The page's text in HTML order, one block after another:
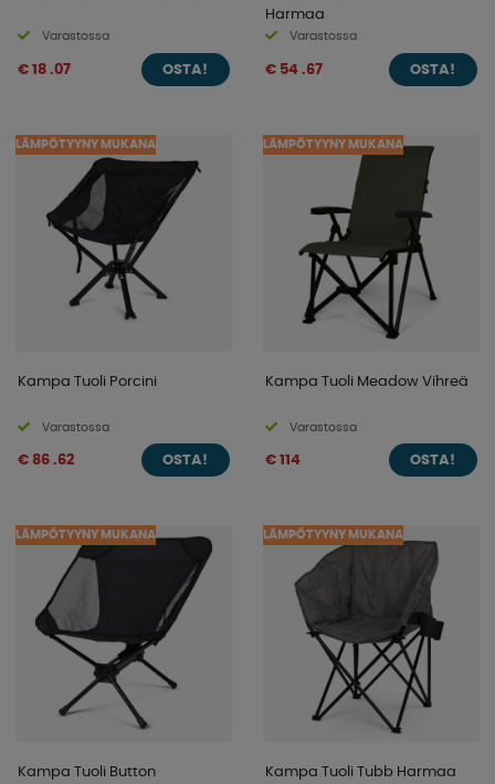
Varastossa
€ 18 .07 OSTA!
Harmaa
Varastossa
€ 54 .67 OSTA!
LÄMPÖTYYNY MUKANA
Kampa Tuoli Porcini
Varastossa
€ 86 .62 OSTA!
LÄMPÖTYYNY MUKANA
Kampa Tuoli Meadow Vihreä
Varastossa
€ 114 OSTA!
LÄMPÖTYYNY MUKANA
Kampa Tuoli Button
LÄMPÖTYYNY MUKANA
Kampa Tuoli Tubb Harmaa